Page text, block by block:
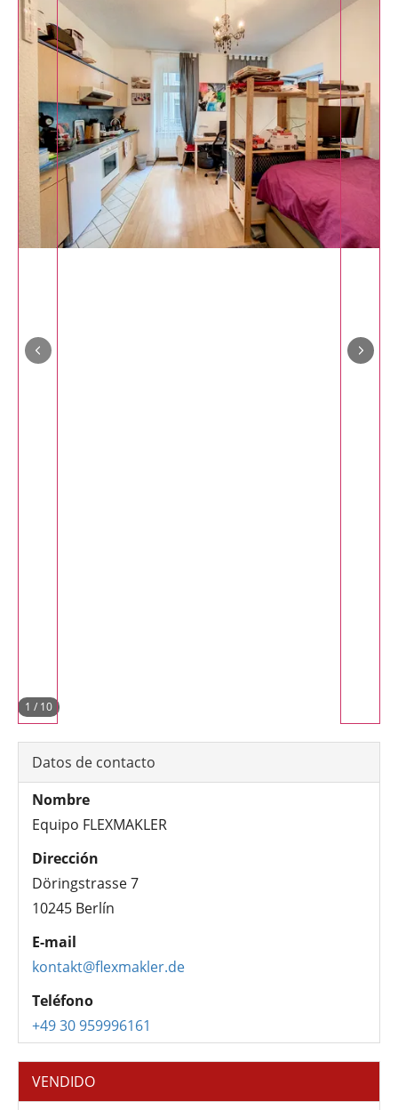
1 / 10
Datos de contacto
Nombre
Equipo FLEXMAKLER
Dirección
Döringstrasse 7
10245 Berlín
E-mail
kontakt@flexmakler.de
Teléfono
+49 30 959996161
VENDIDO